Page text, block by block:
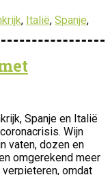
, Italië, Spanje,
Spanje en Italië
Wijn
vaten, dozen en
omgerekend meer
omdat